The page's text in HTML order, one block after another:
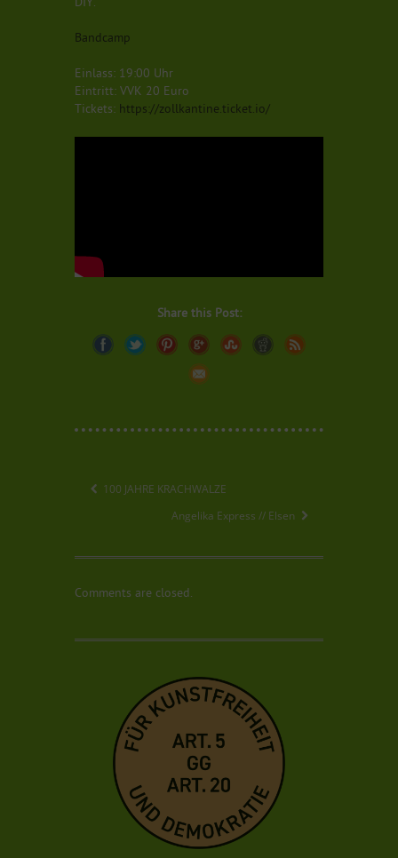
DIY.
Bandcamp
Einlass: 19:00 Uhr
Eintritt: VVK 20 Euro
Tickets: https://zollkantine.ticket.io/
Share this Post:
100 JAHRE KRACHWALZE
Angelika Express // Elsen
Comments are closed.